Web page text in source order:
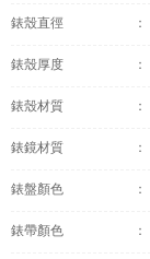
錶殼直徑 ：
錶殼厚度 ：
錶殼材質 ：
錶鏡材質 ：
錶盤顏色 ：
錶帶顏色 ：